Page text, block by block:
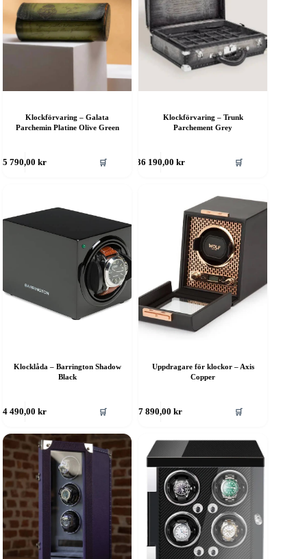
Klockförvaring – Galata
Parchemin Platine Olive Green
5 790,00kr 🛒
Klockförvaring – Trunk
Parchement Grey
36 190,00 kr 🛒
Klocklåda – Barrington Shadow
Black
4 490,00kr 🛒
Uppdragare för klockor – Axis
Copper
7 890,00kr 🛒